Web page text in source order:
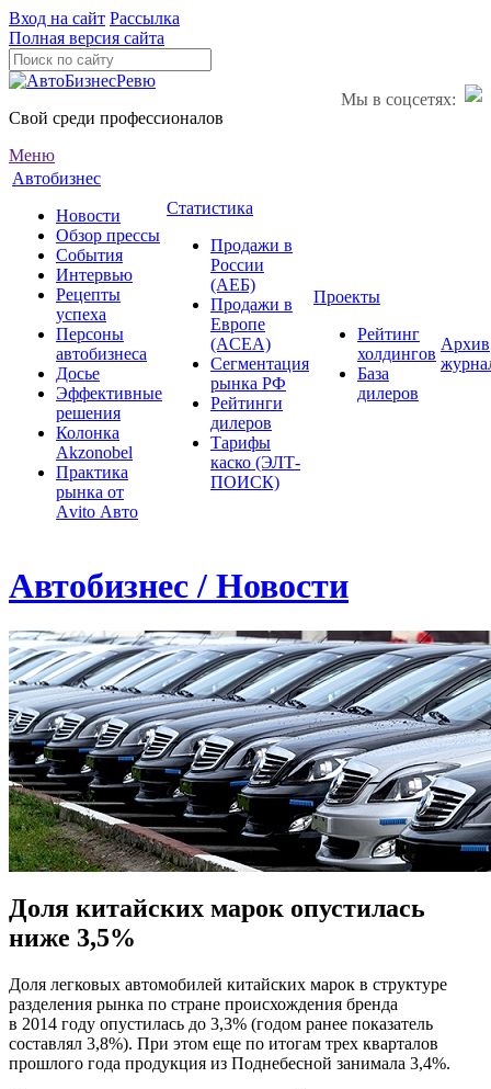
Вход на сайт Рассылка
Полная версия сайта
Мы в соцсетях:
Свой среди профессионалов
Меню
Автобизнес
Новости
Обзор прессы
События
Интервью
Рецепты
успеха
Персоны
автобизнеса
Досье
Эффективные
решения
Колонка
Akzonobel
Практика
рынка от
Аvito Авто
Статистика
Продажи в
России
(АЕБ)
Продажи в
Европе
(ACEA)
Сегментация
рынка РФ
Рейтинги
дилеров
Тарифы
каско (ЭЛТ-
ПОИСК)
Проекты
Рейтинг
холдингов
База
дилеров
Архив
Автобизнес / Новости
Доля китайских марок опустилась
ниже 3,5%
Доля легковых автомобилей китайских марок в структуре
разделения рынка по стране происхождения бренда
в 2014 году опустилась до 3,3% (годом ранее показатель
составлял 3,8%). При этом еще по итогам трех кварталов
прошлого года продукция из Поднебесной занимала 3,4%.